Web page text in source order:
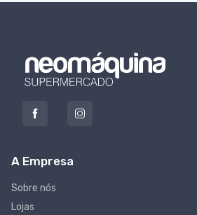
A Empresa
Sobre nós
Lojas